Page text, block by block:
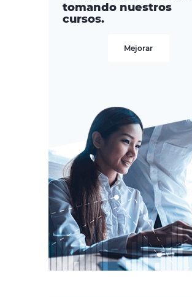
tomando nuestros
cursos.
Mejorar